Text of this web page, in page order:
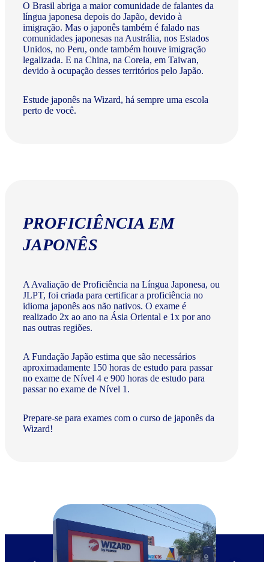
O Brasil abriga a maior comunidade de falantes da
língua japonesa depois do Japão, devido à
imigração. Mas o japonês também é falado nas
comunidades japonesas na Austrália, nos Estados
Unidos, no Peru, onde também houve imigração
legalizada. E na China, na Coreia, em Taiwan,
devido à ocupação desses territórios pelo Japão.
Estude japonês na Wizard, há sempre uma escola
perto de você.
PROFICIÊNCIA EM
JAPONÊS
A Avaliação de Proficiência na Língua Japonesa, ou
JLPT, foi criada para certificar a proficiência no
idioma japonês aos não nativos. O exame é
realizado 2x ao ano na Ásia Oriental e 1x por ano
nas outras regiões.
A Fundação Japão estima que são necessários
aproximadamente 150 horas de estudo para passar
no exame de Nível 4 e 900 horas de estudo para
passar no exame de Nível 1.
Prepare-se para exames com o curso de japonês da
Wizard!